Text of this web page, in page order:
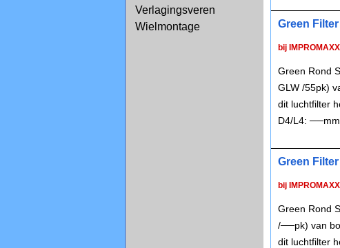
Verlagingsveren
Wielmontage
Green Filter
bij
Green Rond
GLW /55pk)
dit luchtfilter
D4/L4:
Green Filter
bij
Green Rond
/──pk) van
dit luchtfilter